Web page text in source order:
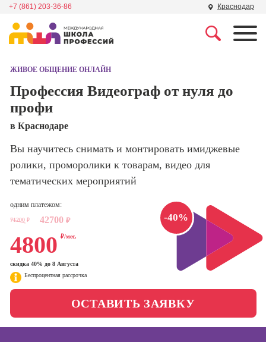
+7 (861) 203-36-86 Краснодар
Школа дизайна
Школа нейросетей и
Школа психологии
мастерства
Школа бизнеса и
управления
Фотошкола
Школа медиа
поисковой
сайтов)
Профессия
Профессия
Менеджер по
маркетингу в
социальных
сетях (SMM-
менеджер)
Специалист по
таргетингу
ЖИВОЕ ОБЩЕНИЕ ОНЛАЙН
Профессия Видеограф от нуля до
профи
в Краснодаре
Вы научитесь снимать и монтировать имиджевые
ролики, проморолики к товарам, видео для
тематических мероприятий
-40%
одним платежом:
71200 ₽ 42700 ₽
4800 ₽/мес.
скидка 40% до 8 Августа
Беспроцентная рассрочка
ОСТАВИТЬ ЗАЯВКУ